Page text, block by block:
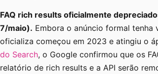
FAQ rich results oficialmente
7/maio). Embora o anúncio formal
oficializa começou em 2023 e atingiu o
do Search, o Google confirmou que os
relatório de rich results e a API serão